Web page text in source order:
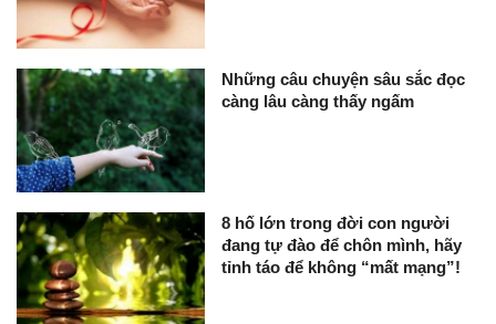
Những câu chuyện sâu sắc đọc
càng lâu càng thấy ngấm
8 hố lớn trong đời con người
đang tự đào để chôn mình, hãy
tỉnh táo để không “mất mạng”!